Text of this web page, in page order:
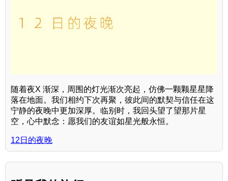
随着夜X 渐深，周围的灯光渐次亮起，仿佛一颗颗星星降
落在地面。我们相约下次再聚，彼此间的默契与信任在这
宁静的夜晚中更加深厚。临别时，我回头望了望那片星
空，心中默念：愿我们的友谊如星光般永恒。
12日的夜晚